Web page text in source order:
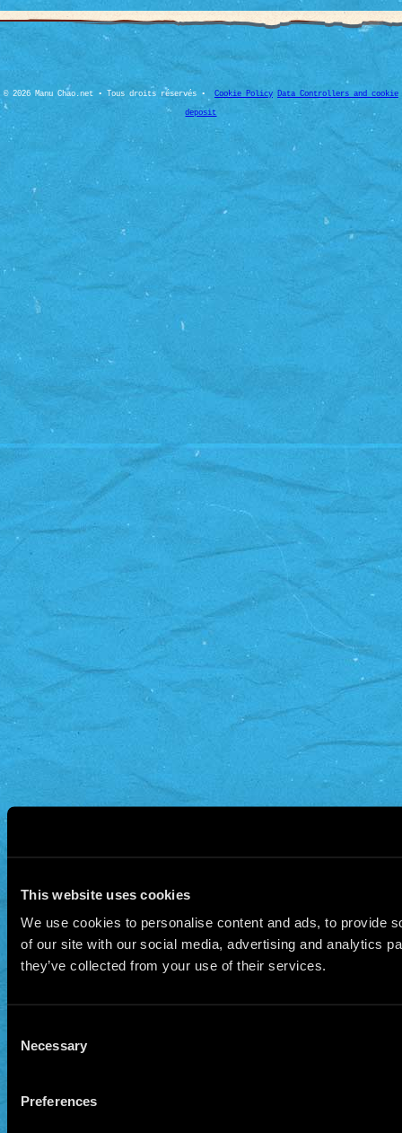
This website uses cookies
We use cookies to personalise content and ads, to provide
of our site with our social media, advertising and analytics
they’ve collected from your use of their services.
Selection
Necessary
Preferences
© 2026 Manu Chao.net • Tous droits réservés • Cookie Policy Data Controllers and cookie
deposit